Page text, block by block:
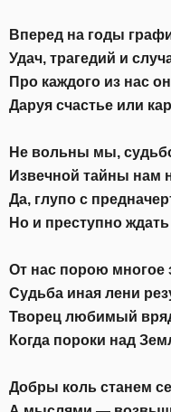
Вперед на годы
Удач, трагедий и
Про каждого из нас
Даруя счастье или
Не вольны мы,
Извечной тайны нам
Да, глупо с
Но и преступно
От нас порою многое
Судьба иная лени
Творец любимый
Когда пороки над
Добры коль станем